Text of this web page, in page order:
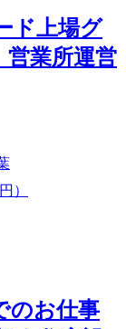
ド上場グ
業所運営
）
のお仕事